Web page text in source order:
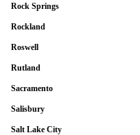
Rock Springs
Rockland
Roswell
Rutland
Sacramento
Salisbury
Salt Lake City